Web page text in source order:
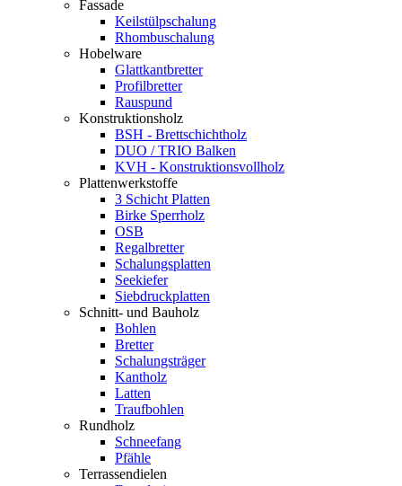
Fassade
Keilstülpschalung
Rhombuschalung
Hobelware
Glattkantbretter
Profilbretter
Rauspund
Konstruktionsholz
BSH - Brettschichtholz
DUO / TRIO Balken
KVH - Konstruktionsvollholz
Plattenwerkstoffe
3 Schicht Platten
Birke Sperrholz
OSB
Regalbretter
Schalungsplatten
Seekiefer
Siebdruckplatten
Schnitt- und Bauholz
Bohlen
Bretter
Schalungsträger
Kantholz
Latten
Traufbohlen
Rundholz
Schneefang
Pfähle
Terrassendielen